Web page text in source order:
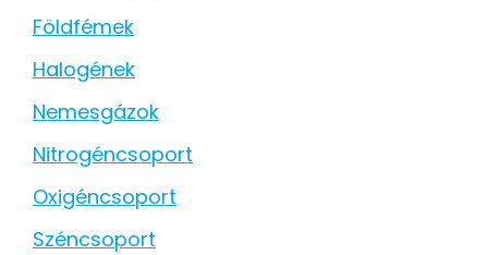
Földfémek
Halogének
Nemesgázok
Nitrogéncsoport
Oxigéncsoport
Széncsoport